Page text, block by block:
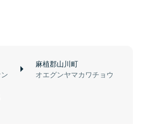
麻植郡山川町
オエグンヤマカワチョウ